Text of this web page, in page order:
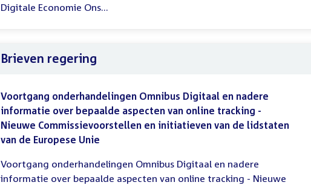
Digitale Economie Ons...
Brieven regering
Voortgang onderhandelingen Omnibus Digitaal en nadere
informatie over bepaalde aspecten van online tracking -
Nieuwe Commissievoorstellen en initiatieven van de lidstaten
van de Europese Unie
Voortgang onderhandelingen Omnibus Digitaal en nadere
informatie over bepaalde aspecten van online tracking - Nieuwe